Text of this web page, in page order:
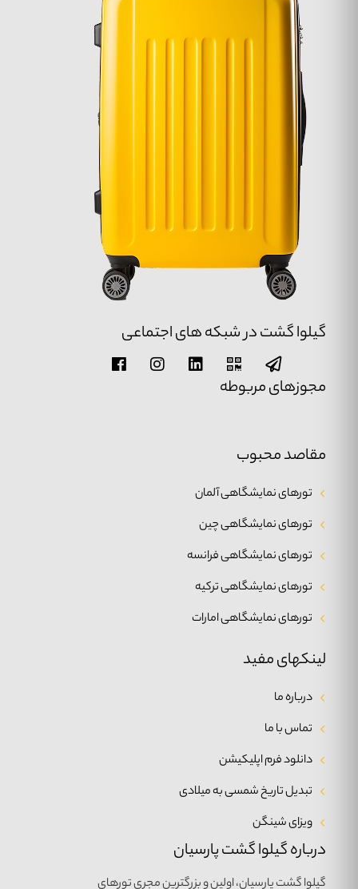
درباره گیلوا گشت پارسیان
گیلوا گشت پارسیان، اولین و بزرگترین مجری تورهای
لینکهای مفید
درباره ما
تماس با ما
دانلود فرم اپلیکیشن
تبدیل تاریخ شمسی به میلادی
ویزای شینگن
مقاصد محبوب
تورهای نمایشگاهی آلمان
تورهای نمایشگاهی چین
تورهای نمایشگاهی فرانسه
تورهای نمایشگاهی ترکیه
تورهای نمایشگاهی امارات
گیلوا گشت در شبکه های اجتماعی
مجوزهای مربوطه